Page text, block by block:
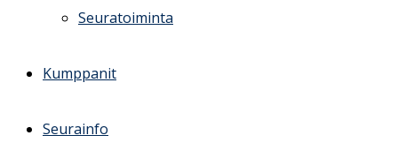
Seuratoiminta
Kumppanit
Seurainfo